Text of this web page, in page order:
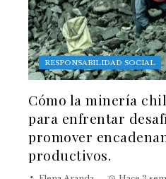
RESPONSABILIDAD SOCIAL
Cómo la minería
para enfrentar
promover
productivos.